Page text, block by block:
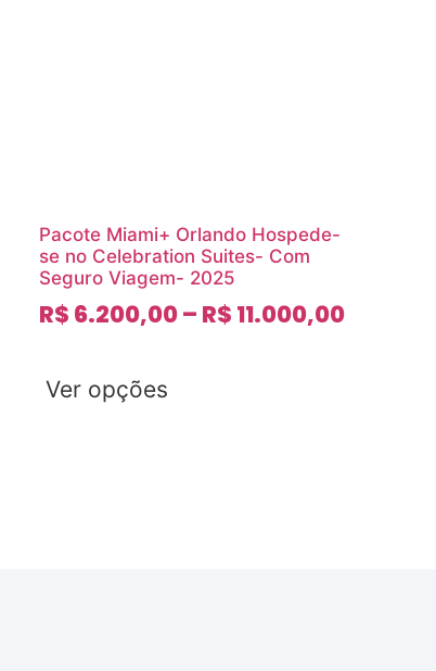
Pacote Miami+ Orlando Hospede-
se no Celebration Suites- Com
Seguro Viagem- 2025
R$ 6.200,00– R$ 11.000,00
Ver opções